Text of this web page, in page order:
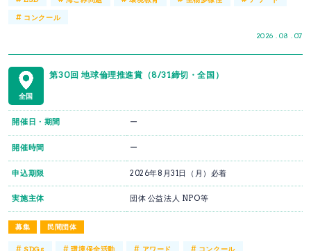
2026 . 08 . 07
# コンクール
全国
第30回 地球倫理推進賞（8/31締切・全国）
募集 民間団体
開催日・期間 ー
開催時間 ー
申込期限 2026年8月31日（月）必着
実施主体 団体 公益法人 NPO等
#SDGs #環境保全活動 # アワード # コンクール